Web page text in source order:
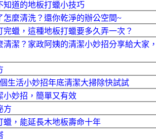
知道的地板打蠟小技巧
怎麼清洗？還你乾淨的辦公空間~
完蠟，這種地板打蠟要多久弄一次？
清潔？家政阿姨的清潔小妙招分享給大家
生活小妙招年底清潔大掃除快試試
小妙招，簡單又有效
方
蠟，能延長木地板壽命十年